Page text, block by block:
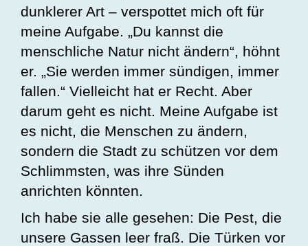
dunklerer Art – verspottet mich oft für
meine Aufgabe. „Du kannst die
menschliche Natur nicht ändern“, höhnt
er. „Sie werden immer sündigen, immer
fallen.“ Vielleicht hat er Recht. Aber
darum geht es nicht. Meine Aufgabe ist
es nicht, die Menschen zu ändern,
sondern die Stadt zu schützen vor dem
Schlimmsten, was ihre Sünden
anrichten könnten.
Ich habe sie alle gesehen: Die Pest, die
unsere Gassen leer fraß. Die Türken vor